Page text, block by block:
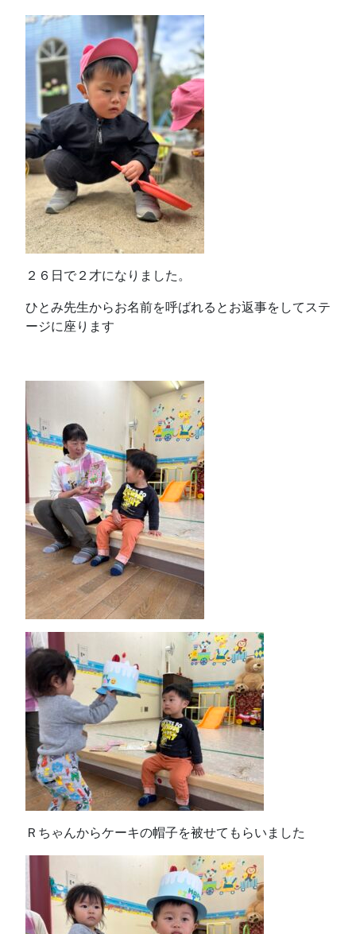
２６日で２才になりました。
ひとみ先生からお名前を呼ばれるとお返事をしてステ
ージに座ります
Ｒちゃんからケーキの帽子を被せてもらいました